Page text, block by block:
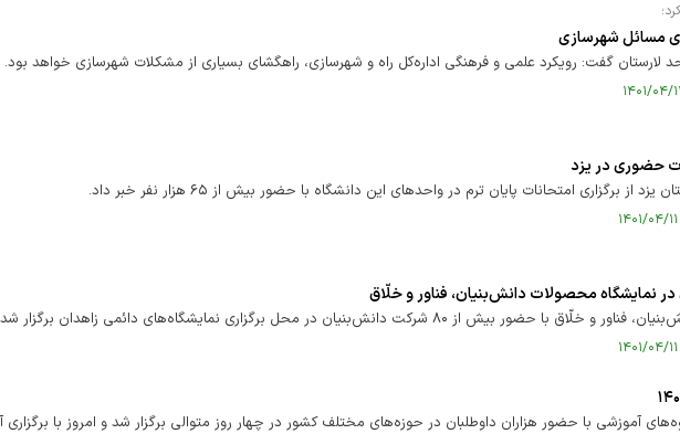
مسائل شهرسازی
لارستان گفت: رویکرد علمی و فرهنگی اداره‌کل راه و شهرسازی، راهگشای بسیاری از مشکلات شهرسازی خواهد بود.
از برگزاری امتحانات پایان ترم در واحدهای این دانشگاه با حضور بیش از ۶۵ هزار نفر خبر داد.
۸۰ شرکت دانش‌بنیان در محل برگزاری نمایشگاه‌های دائمی زاهدان برگزار شد.‌
کنکور سراسری ۱۴۰۱ گروه‌های آموزشی با حضور هزاران داوطلبان در حوزه‌های مختلف کشور در چهار روز متوالی برگزار شد و امروز با